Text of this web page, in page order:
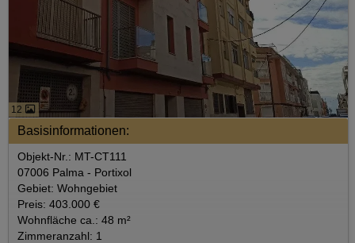
12
Basisinformationen:
Objekt-Nr.: MT-CT111
07006 Palma - Portixol
Gebiet: Wohngebiet
Preis: 403.000 €
Wohnfläche ca.: 48 m²
Zimmeranzahl: 1